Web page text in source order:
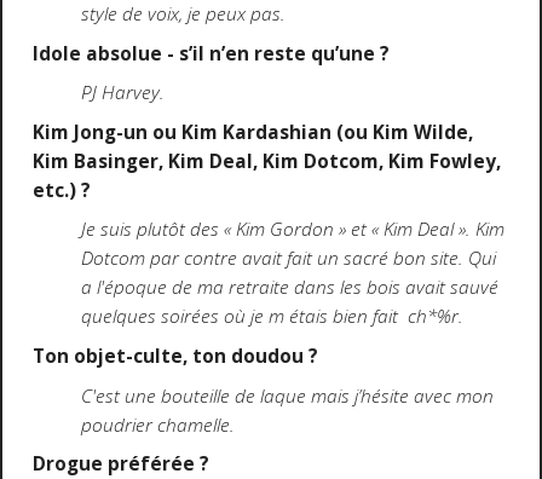
style de voix, je peux pas.
Idole absolue - s’il n’en reste qu’une ?
PJ Harvey.
Kim Jong-un ou Kim Kardashian (ou Kim Wilde,
Kim Basinger, Kim Deal, Kim Dotcom, Kim Fowley,
etc.) ?
Je suis plutôt des « Kim Gordon » et « Kim Deal ». Kim
Dotcom par contre avait fait un sacré bon site. Qui
a l'époque de ma retraite dans les bois avait sauvé
quelques soirées où je m étais bien fait ch*%r.
Ton objet-culte, ton doudou ?
C'est une bouteille de laque mais j’hésite avec mon
poudrier chamelle.
Drogue préférée ?